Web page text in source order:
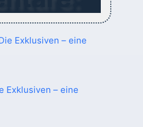
Exklusiven – eine
Exklusiven – eine